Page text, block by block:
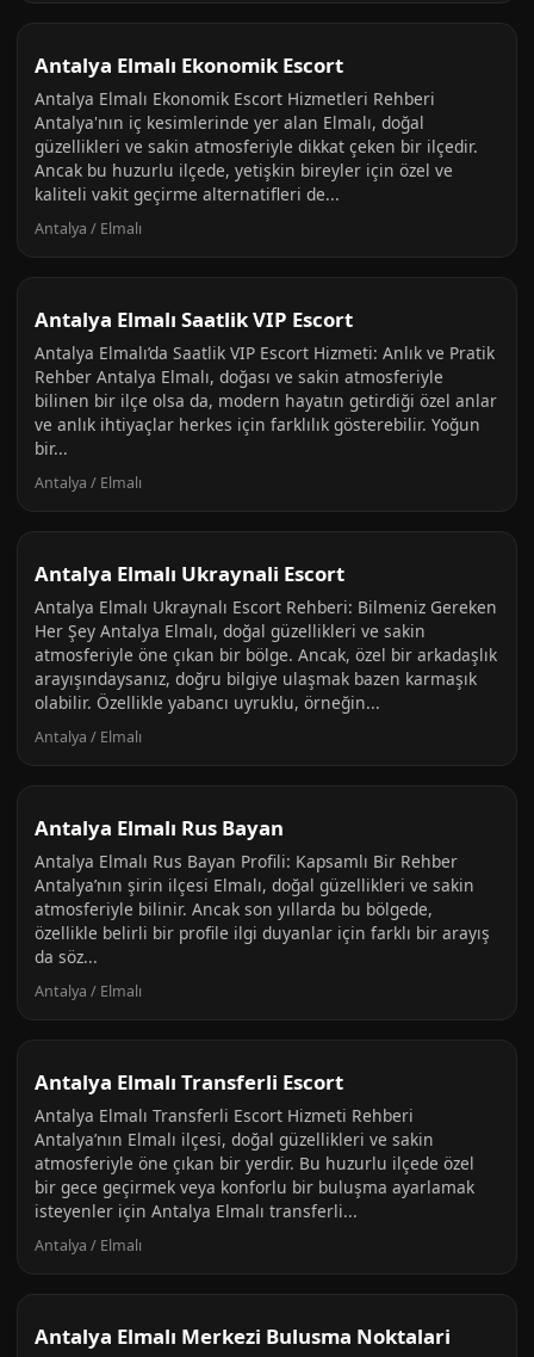
Antalya Elmalı Ekonomik Escort
Antalya Elmalı Ekonomik Escort Hizmetleri Rehberi
Antalya'nın iç kesimlerinde yer alan Elmalı, doğal
güzellikleri ve sakin atmosferiyle dikkat çeken bir ilçedir.
Ancak bu huzurlu ilçede, yetişkin bireyler için özel ve
kaliteli vakit geçirme alternatifleri de...
Antalya / Elmalı
Antalya Elmalı Saatlik VIP Escort
Antalya Elmalı’da Saatlik VIP Escort Hizmeti: Anlık ve Pratik
Rehber Antalya Elmalı, doğası ve sakin atmosferiyle
bilinen bir ilçe olsa da, modern hayatın getirdiği özel anlar
ve anlık ihtiyaçlar herkes için farklılık gösterebilir. Yoğun
bir...
Antalya / Elmalı
Antalya Elmalı Ukraynali Escort
Antalya Elmalı Ukraynalı Escort Rehberi: Bilmeniz Gereken
Her Şey Antalya Elmalı, doğal güzellikleri ve sakin
atmosferiyle öne çıkan bir bölge. Ancak, özel bir arkadaşlık
arayışındaysanız, doğru bilgiye ulaşmak bazen karmaşık
olabilir. Özellikle yabancı uyruklu, örneğin...
Antalya / Elmalı
Antalya Elmalı Rus Bayan
Antalya Elmalı Rus Bayan Profili: Kapsamlı Bir Rehber
Antalya’nın şirin ilçesi Elmalı, doğal güzellikleri ve sakin
atmosferiyle bilinir. Ancak son yıllarda bu bölgede,
özellikle belirli bir profile ilgi duyanlar için farklı bir arayış
da söz...
Antalya / Elmalı
Antalya Elmalı Transferli Escort
Antalya Elmalı Transferli Escort Hizmeti Rehberi
Antalya’nın Elmalı ilçesi, doğal güzellikleri ve sakin
atmosferiyle öne çıkan bir yerdir. Bu huzurlu ilçede özel
bir gece geçirmek veya konforlu bir buluşma ayarlamak
isteyenler için Antalya Elmalı transferli...
Antalya / Elmalı
Antalya Elmalı Merkezi Bulusma Noktalari